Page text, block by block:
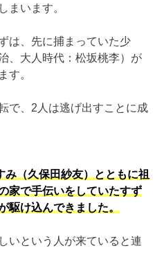
まいます。
は、先に捕まっていた少
、大人時代：松坂桃李）が
す。
で、2人は逃げ出すことに成
（久保田紗友）とともに祖
家で手伝いをしていたすず
駆け込んできました。
いという人が来ていると連